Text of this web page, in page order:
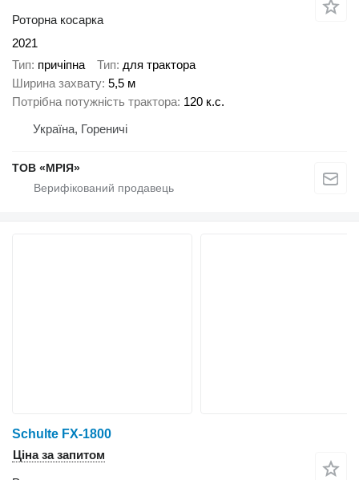
Роторна косарка
2021
Тип причіпна Тип для трактора
Ширина захвату 5,5 м
Потрібна потужність трактора 120 к.с.
Україна, Гореничі
ТОВ «МРІЯ»
Schulte FX-1800
Ціна за запитом